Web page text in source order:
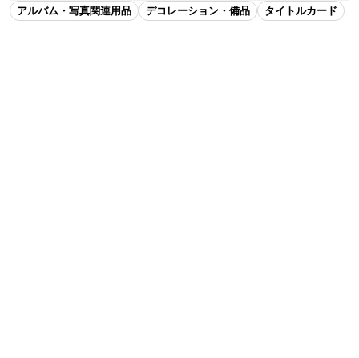
アルバム・写真関連用品 デコレーション・備品 タイトルカード